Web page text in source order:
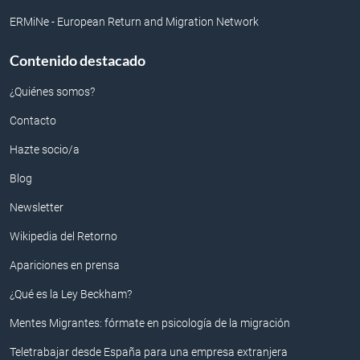
contacto con nosotros en este formulario
tarifas
Solicita nuestros servicios de gestoría
Más sobre la Ley Beckham
España viviendo en el extranjero
retorno tiene un coste de 60€ más IVA por
ERMiNe - European Return and Migration Network
Contenido destacado
¿Quiénes somos?
Contacto
Hazte socio/a
Blog
Newsletter
Wikipedia del Retorno
Apariciones en prensa
¿Qué es la Ley Beckham?
Mentes Migrantes: fórmate en psicología de la migración
Teletrabajar desde España para una empresa extranjera